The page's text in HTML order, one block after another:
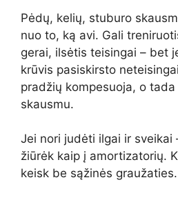
Pėdų, kelių, stuburo
nuo to, ką avi. Gali
gerai, ilsėtis teisingai – bet
krūvis pasiskirsto
pradžių kompesuoja, o
skausmu.
Jei nori judėti ilgai ir sveikai
žiūrėk kaip į amortizatorių.
keisk be sąžinės graužaties.